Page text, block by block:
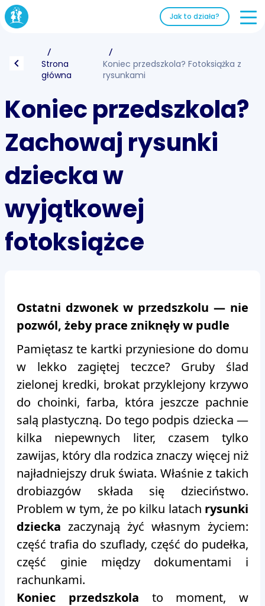
Jak to działa?
Strona
główna
Koniec przedszkola? Fotoksiążka z
rysunkami
Koniec przedszkola?
Zachowaj rysunki
dziecka w
wyjątkowej
fotoksiążce
Ostatni dzwonek w przedszkolu — nie
pozwól, żeby prace zniknęły w pudle
Pamiętasz te kartki przyniesione do domu
w lekko zagiętej teczce? Gruby ślad
zielonej kredki, brokat przyklejony krzywo
do choinki, farba, która jeszcze pachnie
salą plastyczną. Do tego podpis dziecka —
kilka niepewnych liter, czasem tylko
zawijas, który dla rodzica znaczy więcej niż
najładniejszy druk świata. Właśnie z takich
drobiazgów składa się dzieciństwo.
Problem w tym, że po kilku latach rysunki
dziecka zaczynają żyć własnym życiem:
część trafia do szuflady, część do pudełka,
część ginie między dokumentami i
rachunkami.
Koniec przedszkola to moment, w